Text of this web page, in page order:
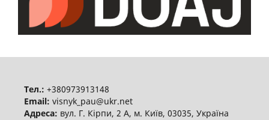
Тел.: +380973913148
Email: visnyk_pau@ukr.net
Адреса: вул. Г. Кірпи, 2 А, м. Київ, 03035, Україна